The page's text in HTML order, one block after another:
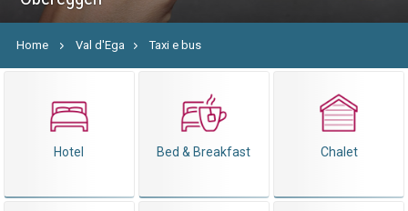
Home Val d'Ega Taxi e bus
Hotel Bed & Breakfast Chalet